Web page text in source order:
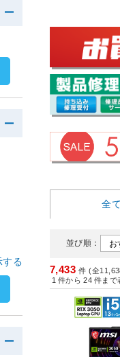
全
並び順：
7,433 件 (全
1 件から 24 件まで
する